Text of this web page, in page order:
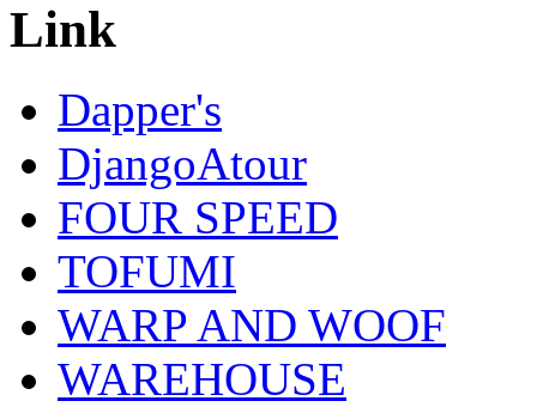
Link
Dapper's
DjangoAtour
FOUR SPEED
TOFUMI
WARP AND WOOF
WAREHOUSE